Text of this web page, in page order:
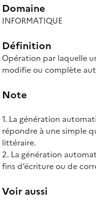
Domaine
INFORMATIQUE
Définition
Opération par laquelle
modifie ou complète
Note
1. La génération
répondre à une simple
littéraire.
2. La génération
fins d’écriture ou de
Voir aussi